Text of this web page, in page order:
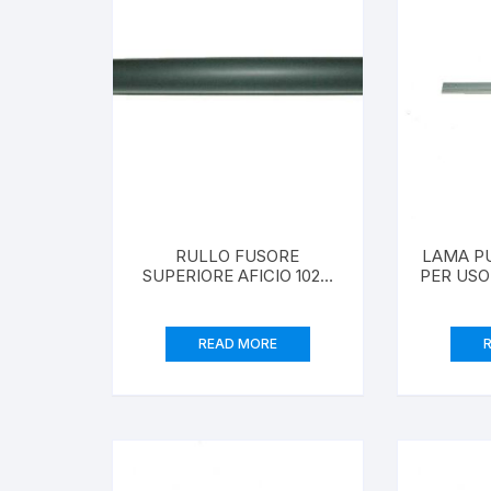
RULLO FUSORE
SUPERIORE AFICIO 1022,
READ MORE
LAMA
PER